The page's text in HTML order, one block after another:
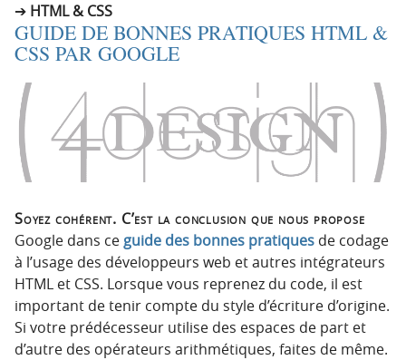
HTML & CSS
GUIDE DE BONNES PRATIQUES HTML &
CSS PAR GOOGLE
Soyez cohérent. C’est la conclusion que nous propose
Google dans ce guide des bonnes pratiques de codage
à l’usage des développeurs web et autres intégrateurs
HTML et CSS. Lorsque vous reprenez du code, il est
important de tenir compte du style d’écriture d’origine.
Si votre prédécesseur utilise des espaces de part et
d’autre des opérateurs arithmétiques, faites de même.